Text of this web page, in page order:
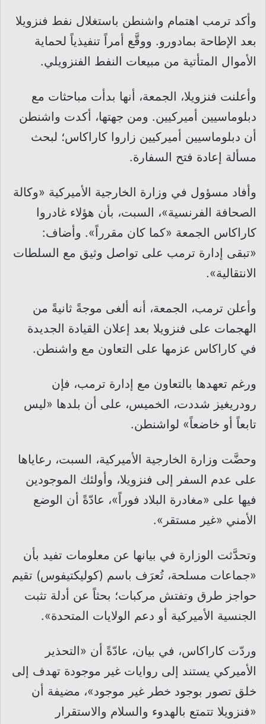
وأكد ترمب اهتمام واشنطن باستغلال نفط فنزويلا
بعد الإطاحة بمادورو. ووقَّع أمراً تنفيذياً لحماية
الأموال المتأتية من مبيعات النفط الفنزويلي.
وأعلنت فنزويلا، الجمعة، أنها بدأت مباحثات مع
دبلوماسيين أميركيين. ومن جهتها، أكدت واشنطن
أن دبلوماسيين أميركيين زاروا كاراكاس؛ لبحث
مسألة إعادة فتح السفارة.
وأفاد مسؤول في وزارة الخارجية الأميركية «وكالة
الصحافة الفرنسية»، السبت، بأن هؤلاء غادروا
كاراكاس الجمعة «كما كان مقرراً». وأضاف:
«تبقى إدارة ترمب على تواصل وثيق مع السلطات
الانتقالية».
وأعلن ترمب، الجمعة، أنه ألغى موجةً ثانيةً من
الهجمات على فنزويلا بعد إعلان القيادة الجديدة
في كاراكاس عزمها على التعاون مع واشنطن.
ورغم تعهدها بالتعاون مع إدارة ترمب، فإن
رودريغيز شددت، الخميس، على أن بلدها «ليس
تابعاً أو خاضعاً» لواشنطن.
وحضَّت وزارة الخارجية الأميركية، السبت، رعاياها
على عدم السفر إلى فنزويلا، وأولئك الموجودين
فيها على «مغادرة البلاد فوراً»، عادّةً أن الوضع
الأمني «غير مستقر».
وتحدَّثت الوزارة في بيانها عن معلومات تفيد بأن
«جماعات مسلحة، تُعرَف باسم (كوليكتيفوس) تقيم
حواجز طرق وتفتش مركبات؛ بحثاً عن أدلة تثبت
الجنسية الأميركية أو دعم الولايات المتحدة».
وردّت كاراكاس، في بيان، عادّةً أن «التحذير
الأميركي يستند إلى روايات غير موجودة تهدف إلى
خلق تصور بوجود خطر غير موجود»، مضيفة أن
«فنزويلا تتمتع بالهدوء والسلام والاستقرار